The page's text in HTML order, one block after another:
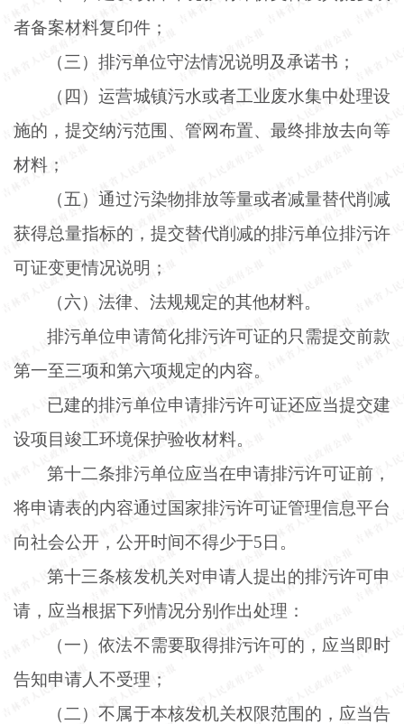
者备案材料复印件；
（三）排污单位守法情况说明及承诺书；
（四）运营城镇污水或者工业废水集中处理设
施的，提交纳污范围、管网布置、最终排放去向等
材料；
（五）通过污染物排放等量或者减量替代削减
获得总量指标的，提交替代削减的排污单位排污许
可证变更情况说明；
（六）法律、法规规定的其他材料。
排污单位申请简化排污许可证的只需提交前款
第一至三项和第六项规定的内容。
已建的排污单位申请排污许可证还应当提交建
设项目竣工环境保护验收材料。
第十二条排污单位应当在申请排污许可证前，
将申请表的内容通过国家排污许可证管理信息平台
向社会公开，公开时间不得少于5日。
第十三条核发机关对申请人提出的排污许可申
请，应当根据下列情况分别作出处理：
（一）依法不需要取得排污许可的，应当即时
告知申请人不受理；
（二）不属于本核发机关权限范围的，应当告